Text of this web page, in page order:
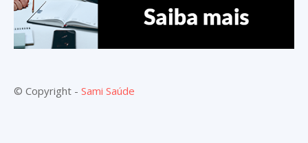
© Copyright - Sami Saúde